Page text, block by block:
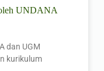
UNDANA
dan UGM
kurikulum